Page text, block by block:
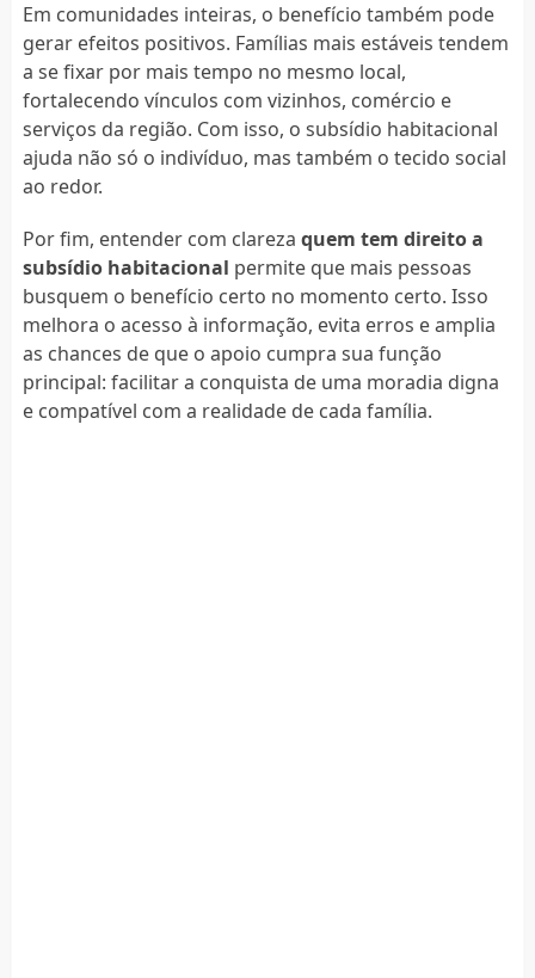
Em comunidades inteiras, o benefício também pode
gerar efeitos positivos. Famílias mais estáveis tendem
a se fixar por mais tempo no mesmo local,
fortalecendo vínculos com vizinhos, comércio e
serviços da região. Com isso, o subsídio habitacional
ajuda não só o indivíduo, mas também o tecido social
ao redor.
Por fim, entender com clareza quem tem direito a
subsídio habitacional permite que mais pessoas
busquem o benefício certo no momento certo. Isso
melhora o acesso à informação, evita erros e amplia
as chances de que o apoio cumpra sua função
principal: facilitar a conquista de uma moradia digna
e compatível com a realidade de cada família.